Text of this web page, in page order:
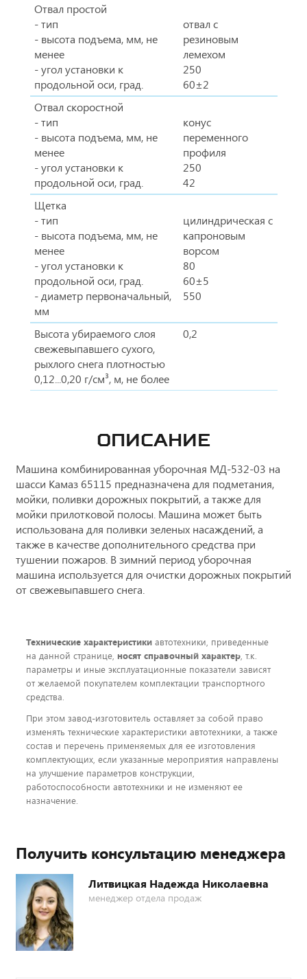
Отвал простой
- тип
- высота подъема, мм, не
менее
- угол установки к
продольной оси, град.
отвал с
резиновым
лемехом
250
60±2
Отвал скоростной
- тип
- высота подъема, мм, не
менее
- угол установки к
продольной оси, град.
конус
переменного
профиля
250
42
Щетка
- тип
- высота подъема, мм, не
менее
- угол установки к
продольной оси, град.
- диаметр первоначальный,
мм
цилиндрическая с
капроновым
ворсом
80
60±5
550
Высота убираемого слоя
свежевыпавшего сухого,
рыхлого снега плотностью
0,12...0,20 г/см³, м, не более
0,2
ОПИСАНИЕ
Машина комбинированная уборочная МД-532-03 на
шасси Камаз 65115 предназначена для подметания,
мойки, поливки дорожных покрытий, а также для
мойки прилотковой полосы. Машина может быть
использована для поливки зеленых насаждений, а
также в качестве дополнительного средства при
тушении пожаров. В зимний период уборочная
машина используется для очистки дорожных покрытий
от свежевыпавшего снега.
Технические характеристики автотехники, приведенные
на данной странице, носят справочный характер, т.к.
параметры и иные эксплуатационные показатели зависят
от желаемой покупателем комплектации транспортного
средства.
При этом завод-изготовитель оставляет за собой право
изменять технические характеристики автотехники, а также
состав и перечень применяемых для ее изготовления
комплектующих, если указанные мероприятия направлены
на улучшение параметров конструкции,
работоспособности автотехники и не изменяют ее
назначение.
Получить консультацию менеджера
Литвицкая Надежда Николаевна
менеджер отдела продаж